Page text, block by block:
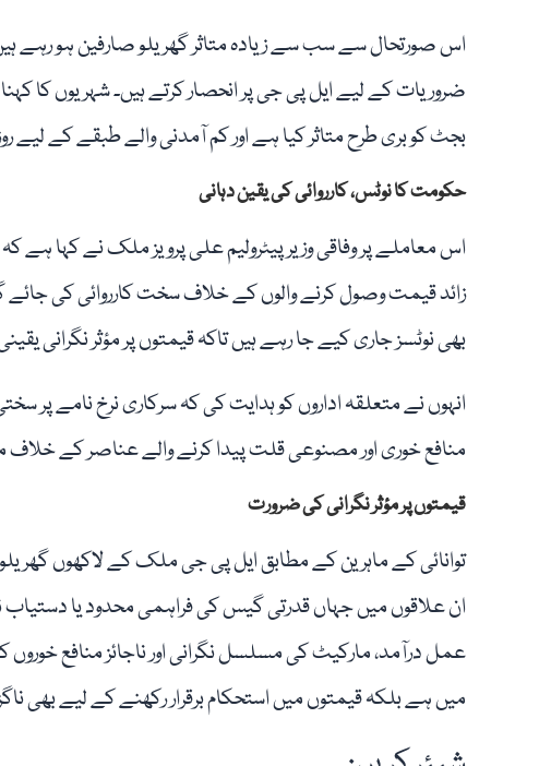
اس صورتحال سے سب سے زیادہ متاثر گھریلو صارفین ہو رہے
ضروریات کے لیے ایل پی جی پر انحصار کرتے ہیں۔ شہریوں کا
بجٹ کو بری طرح متاثر کیا ہے اور کم آمدنی والے طبقے کے لیے
حکومت کا نوٹس، کارروائی کی یقین دہانی
اس معاملے پر وفاقی وزیر پیٹرولیم علی پرویز ملک نے کہا
زائد قیمت وصول کرنے والوں کے خلاف سخت کارروائی کی
بھی نوٹسز جاری کیے جا رہے ہیں تاکہ قیمتوں پر مؤثر نگرانی
انہوں نے متعلقہ اداروں کو ہدایت کی کہ سرکاری نرخ نامے پر
منافع خوری اور مصنوعی قلت پیدا کرنے والے عناصر کے خلاف
قیمتوں پر مؤثر نگرانی کی ضرورت
توانائی کے ماہرین کے مطابق ایل پی جی ملک کے لاکھوں
ان علاقوں میں جہاں قدرتی گیس کی فراہمی محدود یا دستیاب
عمل درآمد، مارکیٹ کی مسلسل نگرانی اور ناجائز منافع
میں ہے بلکہ قیمتوں میں استحکام برقرار رکھنے کے لیے بھی